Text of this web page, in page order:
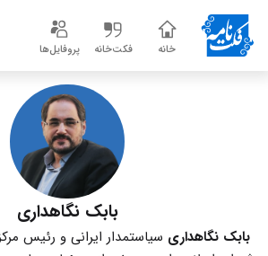
خانه فکت‌خانه پروفایل‌ها
بابک نگاهداری
بابک نگاهداری سیاستمدار ایرانی و رئیس